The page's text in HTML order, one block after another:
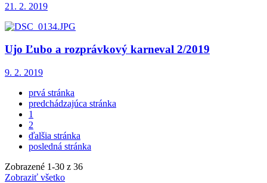
21. 2. 2019
Ujo Ľubo a rozprávkový karneval 2/2019
9. 2. 2019
prvá stránka
predchádzajúca stránka
1
2
ďalšia stránka
posledná stránka
Zobrazené 1-30 z 36
Zobraziť všetko